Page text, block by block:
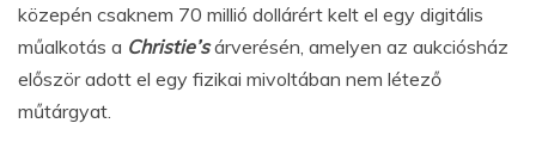
közepén csaknem 70 millió dollárért kelt el egy digitális
műalkotás a Christie’sárverésén, amelyen az aukciósház
először adott el egy fizikai mivoltában nem létező
műtárgyat.